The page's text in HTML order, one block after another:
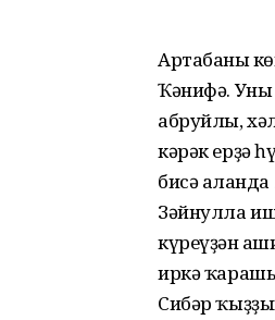
Артабанғы
Ҡәнифә.
абруйлы,
кәрәк ерҙә
бисә
Зәйнулла
күреүҙән
иркә
Сибәр